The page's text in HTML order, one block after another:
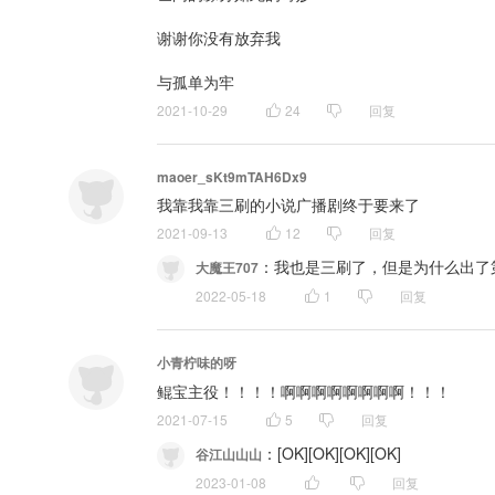
谢谢你没有放弃我
与孤单为牢
2021-10-29 24 回复
maoer_sKt9mTAH6Dx9
我靠我靠三刷的小说广播剧终于要来了
2021-09-13 12 回复
大魔王707 ： 我也是三刷了，但是为什么出了
2022-05-18 1 回复
小青柠味的呀
鲲宝主役！！！！啊啊啊啊啊啊啊啊！！！
2021-07-15 5 回复
谷江山山山 ： [OK][OK][OK][OK]
2023-01-08 回复